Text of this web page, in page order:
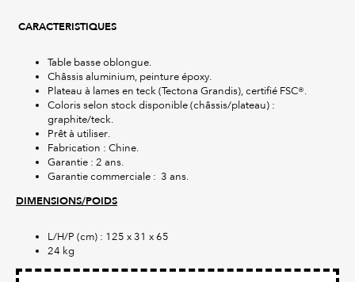
CARACTERISTIQUES
Table basse oblongue.
Châssis aluminium, peinture époxy.
Plateau à lames en teck (Tectona Grandis), certifié FSC®.
Coloris selon stock disponible (châssis/plateau) :
graphite/teck.
Prêt à utiliser.
Fabrication : Chine.
Garantie : 2 ans.
Garantie commerciale : 3 ans.
DIMENSIONS/POIDS
L/H/P (cm) : 125 x 31 x 65
24 kg